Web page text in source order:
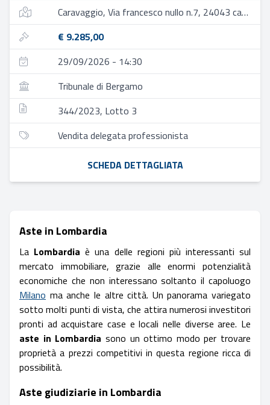
Caravaggio, Via francesco nullo n.7, 24043 caravaggio bg, italia
€ 9.285,00
29/09/2026 - 14:30
Tribunale di Bergamo
344/2023, Lotto 3
Vendita delegata professionista
SCHEDA DETTAGLIATA
Aste in Lombardia
La Lombardia è una delle regioni più interessanti sul
mercato immobiliare, grazie alle enormi potenzialità
economiche che non interessano soltanto il capoluogo
Milano ma anche le altre città. Un panorama variegato
sotto molti punti di vista, che attira numerosi investitori
pronti ad acquistare case e locali nelle diverse aree. Le
aste in Lombardia sono un ottimo modo per trovare
proprietà a prezzi competitivi in questa regione ricca di
possibilità.
Aste giudiziarie in Lombardia